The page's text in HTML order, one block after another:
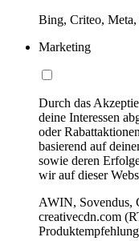
Bing, Criteo,
Marketing
Durch das
deine Interessen
oder
basierend auf
sowie deren
wir auf dieser
AWIN, Sovendus,
creativecdn.com